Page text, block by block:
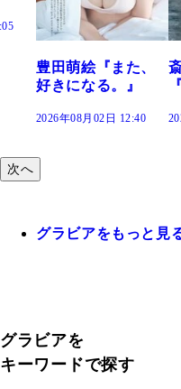
斎藤恭代
『BOUND』
2026年08月02日 12:35
次へ
グラビアをもっと見
グラビアを
キーワードで探す